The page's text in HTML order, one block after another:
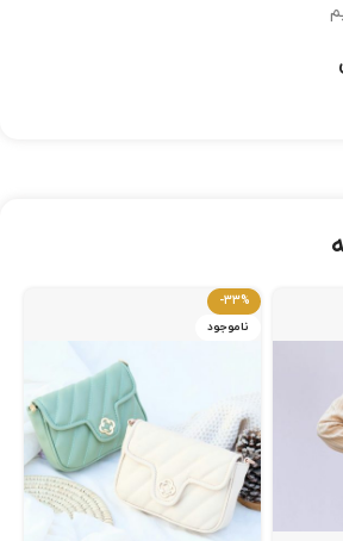
-33%
ناموجود